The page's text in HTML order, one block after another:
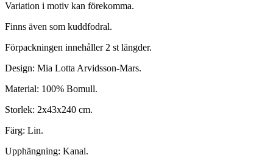
Variation i motiv kan förekomma.
Finns även som kuddfodral.
Förpackningen innehåller 2 st längder.
Design: Mia Lotta Arvidsson-Mars.
Material: 100% Bomull.
Storlek: 2x43x240 cm.
Färg: Lin.
Upphängning: Kanal.